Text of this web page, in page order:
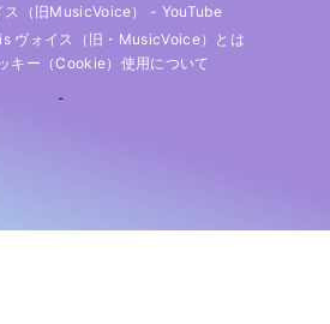
（旧MusicVoice） - YouTube
ヴォイス（旧・MusicVoice）とは
キー（cookie）使用について
-